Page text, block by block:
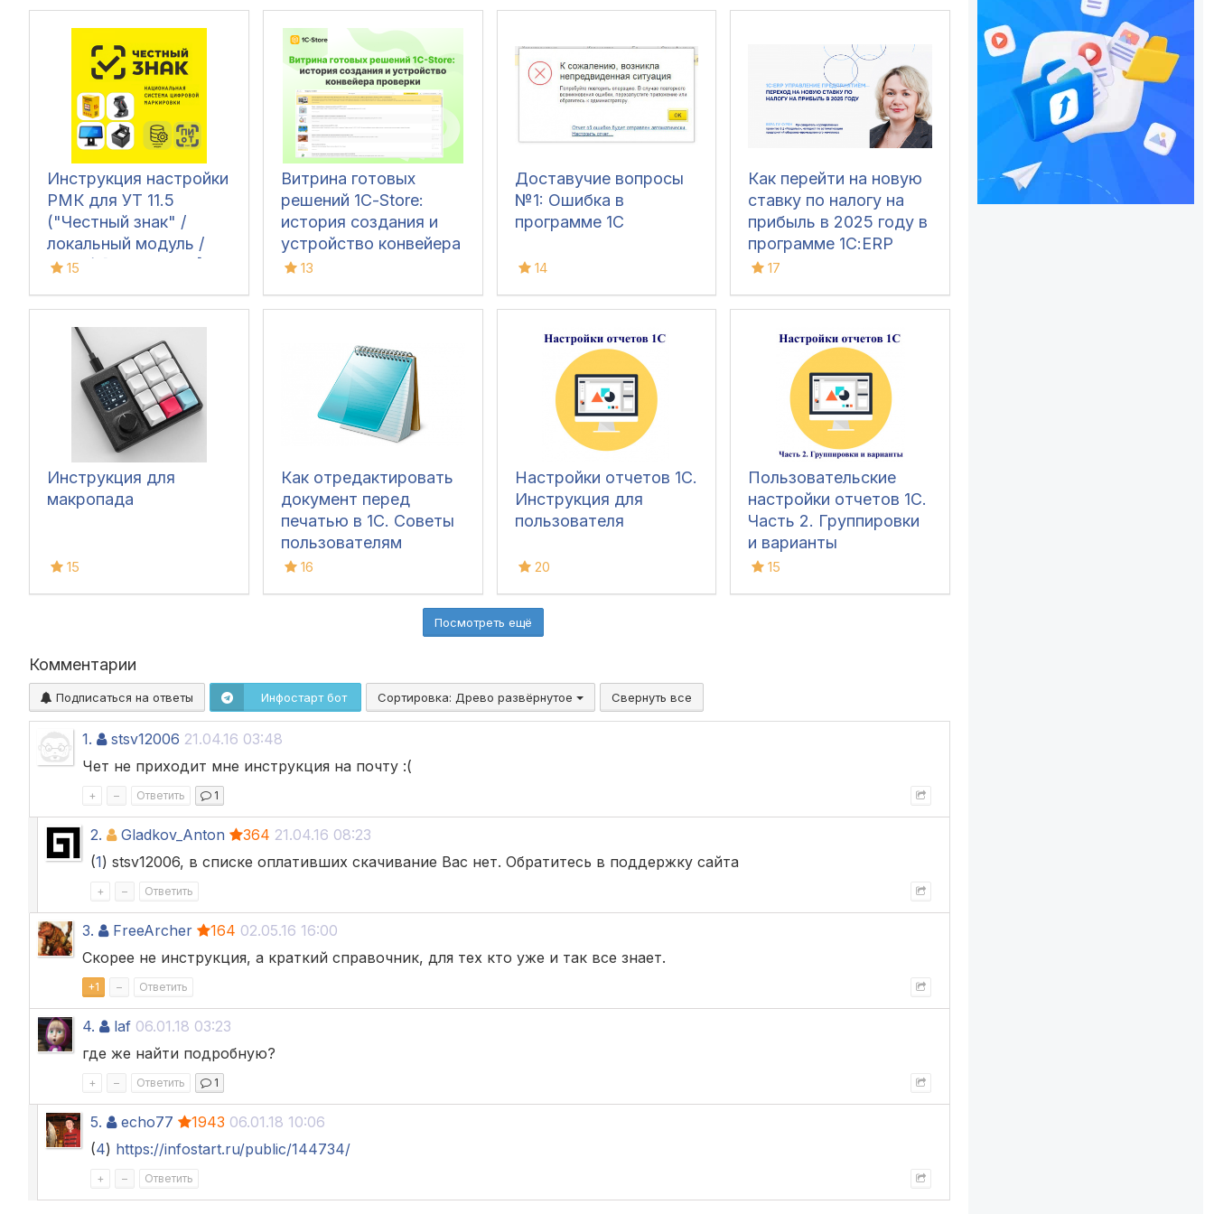
Инструкция настройки
РМК для УТ 11.5
("Честный знак" /
локальный модуль /
ПиОТ) [Июль 2026]
15
Витрина готовых
решений 1С-Store:
история создания и
устройство конвейера
проверки
13
Доставучие вопросы
№1: Ошибка в
программе 1С
14
Как перейти на новую
ставку по налогу на
прибыль в 2025 году в
программе 1С:ERP
Управление
17
Инструкция для
макропада
15
Как отредактировать
документ перед
печатью в 1С. Советы
пользователям
16
Настройки отчетов 1С.
Инструкция для
пользователя
20
Пользовательские
настройки отчетов 1С.
Часть 2. Группировки
и варианты
15
Посмотреть ещё
Комментарии
Подписаться на ответы Инфостарт бот Сортировка: Древо развёрнутое Свернуть все
1. stsv12006 21.04.16 03:48
Чет не приходит мне инструкция на почту :(
+ – Ответить 1
2. Gladkov_Anton 364 21.04.16 08:23
(1) stsv12006, в списке оплативших скачивание Вас нет. Обратитесь в поддержку сайта
+ – Ответить
3. FreeArcher 164 02.05.16 16:00
Скорее не инструкция, а краткий справочник, для тех кто уже и так все знает.
+1 – Ответить
4. laf 06.01.18 03:23
где же найти подробную?
+ – Ответить 1
5. echo77 1943 06.01.18 10:06
(4) https://infostart.ru/public/144734/
+ – Ответить